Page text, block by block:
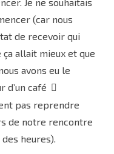
(car nous
de recevoir qui
allait mieux et que
avons eu le
d’un café
pas reprendre
de notre rencontre
heures).